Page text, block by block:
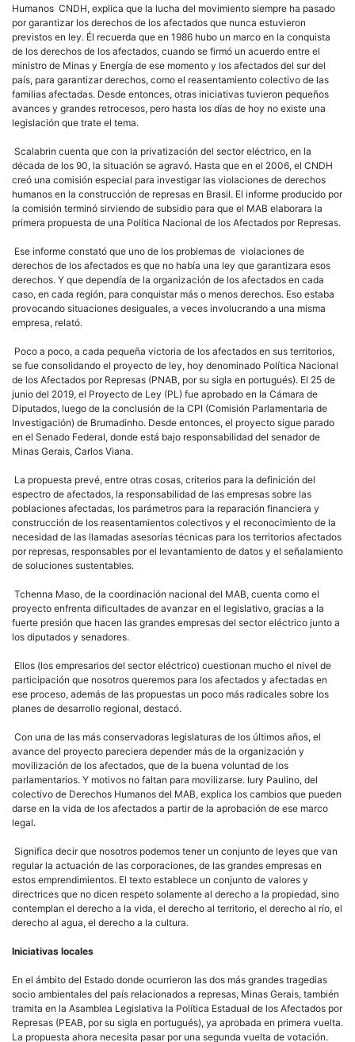
Humanos  CNDH, explica que la lucha del movimiento siempre ha pasado
por garantizar los derechos de los afectados que nunca estuvieron
previstos en ley. Él recuerda que en 1986 hubo un marco en la conquista
de los derechos de los afectados, cuando se firmó un acuerdo entre el
ministro de Minas y Energía de ese momento y los afectados del sur del
país, para garantizar derechos, como el reasentamiento colectivo de las
familias afectadas. Desde entonces, otras iniciativas tuvieron pequeños
avances y grandes retrocesos, pero hasta los días de hoy no existe una
legislación que trate el tema.
Scalabrin cuenta que con la privatización del sector eléctrico, en la
década de los 90, la situación se agravó. Hasta que en el 2006, el CNDH
creó una comisión especial para investigar las violaciones de derechos
humanos en la construcción de represas en Brasil. El informe producido por
la comisión terminó sirviendo de subsidio para que el MAB elaborara la
primera propuesta de una Política Nacional de los Afectados por Represas.
Ese informe constató que uno de los problemas de violaciones de
derechos de los afectados es que no había una ley que garantizara esos
derechos. Y que dependía de la organización de los afectados en cada
caso, en cada región, para conquistar más o menos derechos. Eso estaba
provocando situaciones desiguales, a veces involucrando a una misma
empresa, relató.
Poco a poco, a cada pequeña victoria de los afectados en sus territorios,
se fue consolidando el proyecto de ley, hoy denominado Política Nacional
de los Afectados por Represas (PNAB, por su sigla en portugués). El 25 de
junio del 2019, el Proyecto de Ley (PL) fue aprobado en la Cámara de
Diputados, luego de la conclusión de la CPI (Comisión Parlamentaria de
Investigación) de Brumadinho. Desde entonces, el proyecto sigue parado
en el Senado Federal, donde está bajo responsabilidad del senador de
Minas Gerais, Carlos Viana.
La propuesta prevé, entre otras cosas, criterios para la definición del
espectro de afectados, la responsabilidad de las empresas sobre las
poblaciones afectadas, los parámetros para la reparación financiera y
construcción de los reasentamientos colectivos y el reconocimiento de la
necesidad de las llamadas asesorías técnicas para los territorios afectados
por represas, responsables por el levantamiento de datos y el señalamiento
de soluciones sustentables.
Tchenna Maso, de la coordinación nacional del MAB, cuenta como el
proyecto enfrenta dificultades de avanzar en el legislativo, gracias a la
fuerte presión que hacen las grandes empresas del sector eléctrico junto a
los diputados y senadores.
Ellos (los empresarios del sector eléctrico) cuestionan mucho el nivel de
participación que nosotros queremos para los afectados y afectadas en
ese proceso, además de las propuestas un poco más radicales sobre los
planes de desarrollo regional, destacó.
Con una de las más conservadoras legislaturas de los últimos años, el
avance del proyecto pareciera depender más de la organización y
movilización de los afectados, que de la buena voluntad de los
parlamentarios. Y motivos no faltan para movilizarse. Iury Paulino, del
colectivo de Derechos Humanos del MAB, explica los cambios que pueden
darse en la vida de los afectados a partir de la aprobación de ese marco
legal.
Significa decir que nosotros podemos tener un conjunto de leyes que van
regular la actuación de las corporaciones, de las grandes empresas en
estos emprendimientos. El texto establece un conjunto de valores y
directrices que no dicen respeto solamente al derecho a la propiedad, sino
contemplan el derecho a la vida, el derecho al territorio, el derecho al río, el
derecho al agua, el derecho a la cultura.
Iniciativas locales
En el ámbito del Estado donde ocurrieron las dos más grandes tragedias
socio ambientales del país relacionados a represas, Minas Gerais, también
tramita en la Asamblea Legislativa la Política Estadual de los Afectados por
Represas (PEAB, por su sigla en portugués), ya aprobada en primera vuelta.
La propuesta ahora necesita pasar por una segunda vuelta de votación.